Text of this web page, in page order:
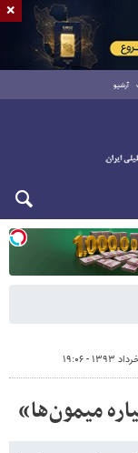
آرشیو
میمون‌ها»
×